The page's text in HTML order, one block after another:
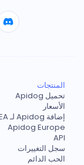
المنتجات
تحميل Apidog
الأسعار
إضافة Apidog لـ IDEA
Apidog Europe
API
سجل التغييرات
الحب الدائم